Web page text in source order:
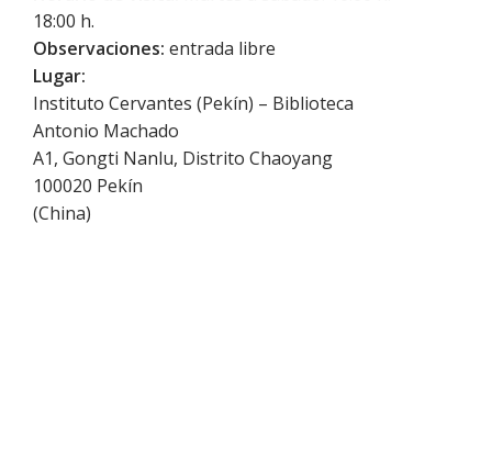
18:00 h.
Observaciones: entrada libre
Lugar:
Instituto Cervantes (Pekín) – Biblioteca
Antonio Machado
A1, Gongti Nanlu, Distrito Chaoyang
100020 Pekín
(China)